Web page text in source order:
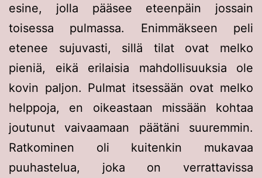
esine, jolla pääsee eteenpäin jossain
toisessa pulmassa. Enimmäkseen peli
etenee sujuvasti, sillä tilat ovat melko
pieniä, eikä erilaisia mahdollisuuksia ole
kovin paljon. Pulmat itsessään ovat melko
helppoja, en oikeastaan missään kohtaa
joutunut vaivaamaan päätäni suuremmin.
Ratkominen oli kuitenkin mukavaa
puuhastelua, joka on verrattavissa